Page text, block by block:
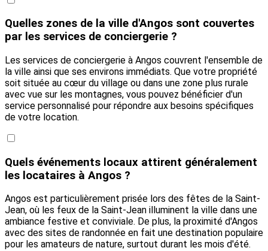
Quelles zones de la ville d'Angos sont couvertes
par les services de conciergerie ?
Les services de conciergerie à Angos couvrent l'ensemble de
la ville ainsi que ses environs immédiats. Que votre propriété
soit située au cœur du village ou dans une zone plus rurale
avec vue sur les montagnes, vous pouvez bénéficier d'un
service personnalisé pour répondre aux besoins spécifiques
de votre location.
Quels événements locaux attirent généralement
les locataires à Angos ?
Angos est particulièrement prisée lors des fêtes de la Saint-
Jean, où les feux de la Saint-Jean illuminent la ville dans une
ambiance festive et conviviale. De plus, la proximité d'Angos
avec des sites de randonnée en fait une destination populaire
pour les amateurs de nature, surtout durant les mois d'été.